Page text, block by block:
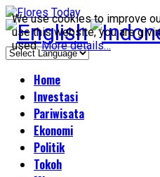
Home
Investasi
Pariwisata
Ekonomi
Politik
Tokoh
We use cookies to improve
use this website, you are
used.More details…